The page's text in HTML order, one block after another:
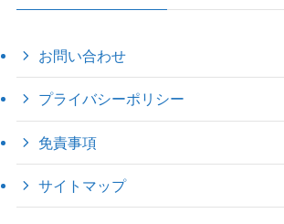
お問い合わせ
プライバシーポリシー
免責事項
サイトマップ